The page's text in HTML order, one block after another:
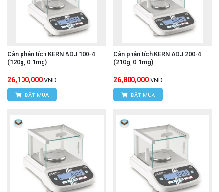
Cân phân tích KERN ADJ 100-4
(120g, 0.1mg)
26,100,000 VND
ĐẶT MUA
Cân phân tích KERN ADJ 200-4
(210g, 0.1mg)
26,800,000 VND
ĐẶT MUA